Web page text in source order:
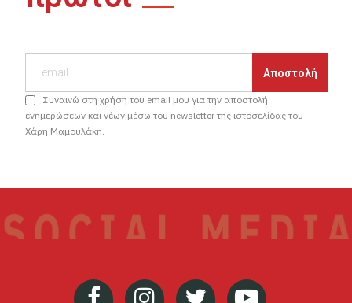
Συναινώ στη χρήση του email μου για την αποστολή
ενημερώσεων και νέων μέσω του newsletter της ιστοσελίδας του
Χάρη Μαμουλάκη.